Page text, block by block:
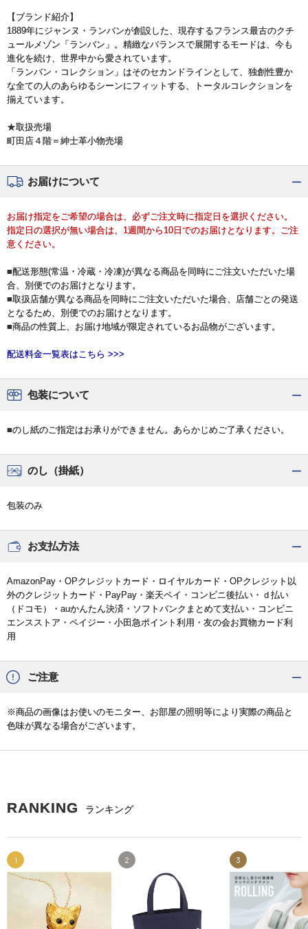
【ブランド紹介】
1889年にジャンヌ・ランバンが創設した、現存するフランス最古のクチ
ュールメゾン「ランバン」。精緻なバランスで展開するモードは、今も
進化を続け、世界中から愛されています。
「ランバン・コレクション」はそのセカンドラインとして、独創性豊か
な全ての人のあらゆるシーンにフィットする、トータルコレクションを
揃えています。
★取扱売場
町田店４階＝紳士革小物売場
お届けについて
お届け指定をご希望の場合は、必ずご注文時に指定日を選択ください。
指定日の選択が無い場合は、1週間から10日でのお届けとなります。ご注
意ください。
■配送形態(常温・冷蔵・冷凍)が異なる商品を同時にご注文いただいた場
合、別便でのお届けとなります。
■取扱店舗が異なる商品を同時にご注文いただいた場合、店舗ごとの発送
となるため、別便でのお届けとなります。
■商品の性質上、お届け地域が限定されているお品物がございます。
配送料金一覧表はこちら >>>
包装について
■のし紙のご指定はお承りができません。あらかじめご了承ください。
のし（掛紙）
包装のみ
お支払方法
AmazonPay・OPクレジットカード・ロイヤルカード・OPクレジット以
外のクレジットカード・PayPay・楽天ペイ・コンビニ後払い・ｄ払い
（ドコモ）・auかんたん決済・ソフトバンクまとめて支払い・コンビニ
エンスストア・ペイジー・小田急ポイント利用・友の会お買物カード利
用
ご注意
※商品の画像はお使いのモニター、お部屋の照明等により実際の商品と
色味が異なる場合がございます。
RANKING ランキング
1 2 3